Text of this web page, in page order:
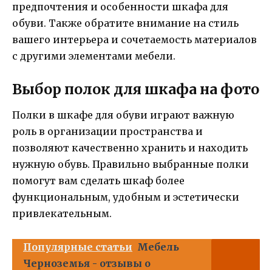
предпочтения и особенности шкафа для
обуви. Также обратите внимание на стиль
вашего интерьера и сочетаемость материалов
с другими элементами мебели.
Выбор полок для шкафа на фото
Полки в шкафе для обуви играют важную
роль в организации пространства и
позволяют качественно хранить и находить
нужную обувь. Правильно выбранные полки
помогут вам сделать шкаф более
функциональным, удобным и эстетически
привлекательным.
Популярные статьи Мебель
Черноземья - отзывы о